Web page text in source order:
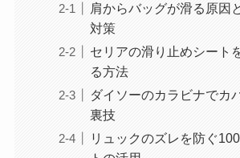
肩からバッグが滑る原因
対策
セリアの滑り止めシート
る方法
ダイソーのカラビナでカ
裏技
リュックのズレを防ぐ